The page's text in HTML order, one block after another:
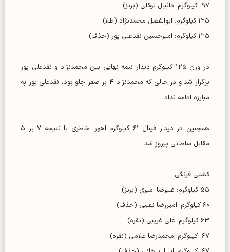
۹۷ کیلوگرم: دانیال توکلی (برنز)
۱۲۵ کیلوگرم: ابوالفضل محمدنژاد (طلا)
۱۲۵ کیلوگرم: امیرحسین نقدعلی پور (حذف)
در وزن ۱۲۵ کیلوگرم دیدار نیمه نهایی بین محمدنژاد و نقدعلی پور
برگزار شد و در حالی که محمدنژاد ۴ بر صفر جلو بود، نقدعلی پور به
مبارزه ادامه نداد.
همچنین در دیدار فینال ۶۱ کیلوگرم اهورا خاطری با نتیجه ۷ بر ۵
مقابل سلطانی پیروز شد.
کشتی فرنگی:
۵۵ کیلوگرم: علیرضا امیری (برنز)
۶۰ کیلوگرم: امیررضا نقیبی (حذف)
۶۳ کیلوگرم: علی غریبی (نقره)
۶۷ کیلوگرم: محمدرضا غلامی (نقره)